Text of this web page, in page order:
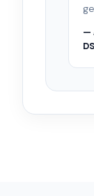
—